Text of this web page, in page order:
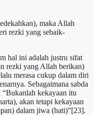
maka Allah
rezki yang sebaik-
hal ini adalah justru sifat
rezki yang Allah berikan)
merasa cukup dalam diri
Sebagaimana sabda
kekayaan itu
akan tetapi kekayaan
dalam jiwa (hati)”[23].